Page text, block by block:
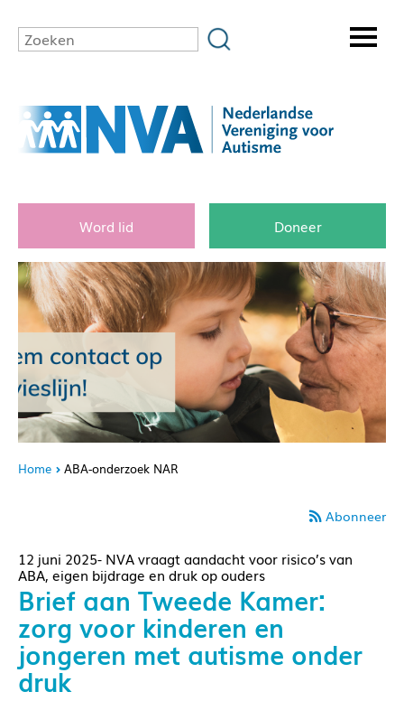
Word lid Doneer
Home ABA-onderzoek NAR
Abonneer
12 juni 2025- NVA vraagt aandacht voor risico’s van
ABA, eigen bijdrage en druk op ouders
Brief aan Tweede Kamer:
zorg voor kinderen en
jongeren met autisme onder
druk